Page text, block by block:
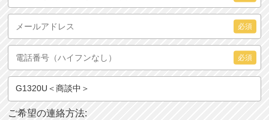
必須
必須
ご希望の連絡方法: